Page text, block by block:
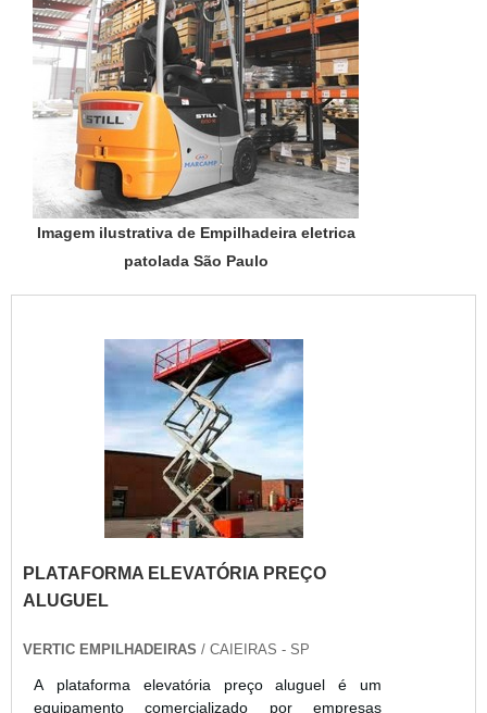
Imagem ilustrativa de Empilhadeira eletrica
patolada São Paulo
PLATAFORMA ELEVATÓRIA PREÇO
ALUGUEL
VERTIC EMPILHADEIRAS / CAIEIRAS - SP
A plataforma elevatória preço aluguel é um
equipamento comercializado por empresas